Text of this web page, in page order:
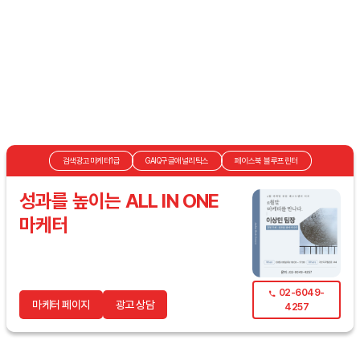
검색광고마케터1급 GAIQ구글애널리틱스 페이스북 블루프린터
성과를 높이는 ALL IN ONE
마케터
마케터 페이지 광고 상담
02-6049-
4257